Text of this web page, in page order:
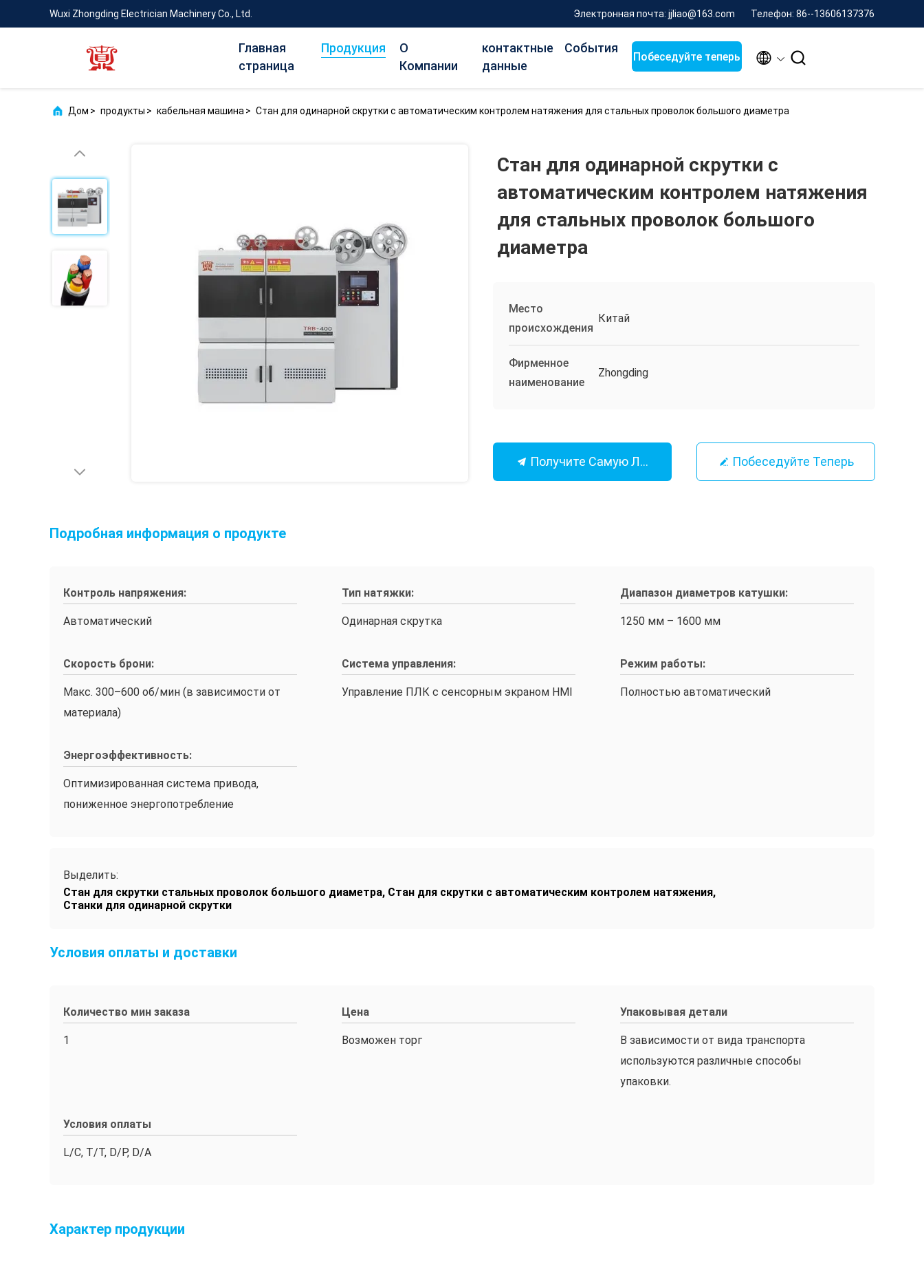
Wuxi Zhongding Electrician Machinery Co., Ltd. Электронная почта: jjliao@163.com Телефон: 86--13606137376
Главная
страница
Продукция
О
Компании
контактные
данные
События
Побеседуйте теперь  
Дом > продукты > кабельная машина > Стан для одинарной скрутки с автоматическим контролем натяжения для стальных проволок большого диаметра
Стан для одинарной скрутки с
автоматическим контролем натяжения
для стальных проволок большого
диаметра
Место
происхождения
Китай
Фирменное
наименование
Zhongding
Получите Самую Лучшую Цену Побеседуйте Теперь
Подробная информация о продукте
Контроль напряжения:
Автоматический
Тип натяжки:
Одинарная скрутка
Диапазон диаметров катушки:
1250 мм – 1600 мм
Скорость брони:
Макс. 300–600 об/мин (в зависимости от
материала)
Система управления:
Управление ПЛК с сенсорным экраном HMI
Режим работы:
Полностью автоматический
Энергоэффективность:
Оптимизированная система привода,
пониженное энергопотребление
Выделить:
Стан для скрутки стальных проволок большого диаметра, Стан для скрутки с автоматическим контролем натяжения,
Станки для одинарной скрутки
Условия оплаты и доставки
Количество мин заказа
1
Цена
Возможен торг
Упаковывая детали
В зависимости от вида транспорта
используются различные способы
упаковки.
Условия оплаты
L/C, T/T, D/P, D/A
Характер продукции